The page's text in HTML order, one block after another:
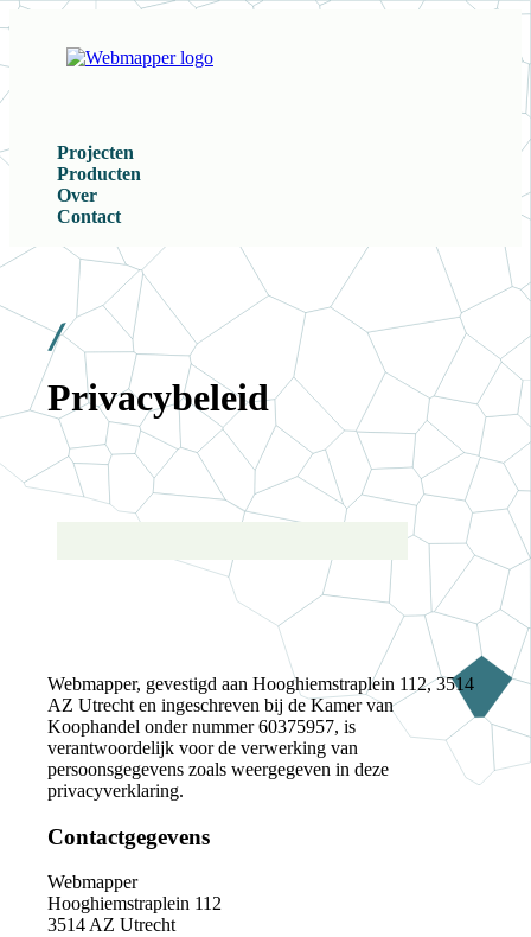
Projecten
Producten
Over
Contact
Privacybeleid
Webmapper, gevestigd aan Hooghiemstraplein 112, 3514
AZ Utrecht en ingeschreven bij de Kamer van
Koophandel onder nummer 60375957, is
verantwoordelijk voor de verwerking van
persoonsgegevens zoals weergegeven in deze
privacyverklaring.
Contactgegevens
Webmapper
Hooghiemstraplein 112
3514 AZ Utrecht